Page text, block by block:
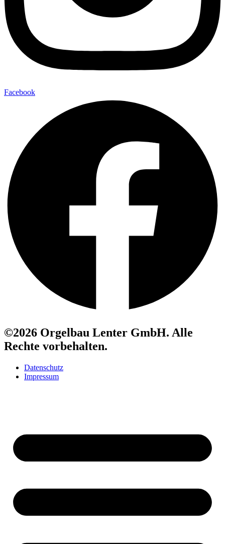
Facebook
©2026 Orgelbau Lenter GmbH. Alle
Rechte vorbehalten.
Datenschutz
Impressum